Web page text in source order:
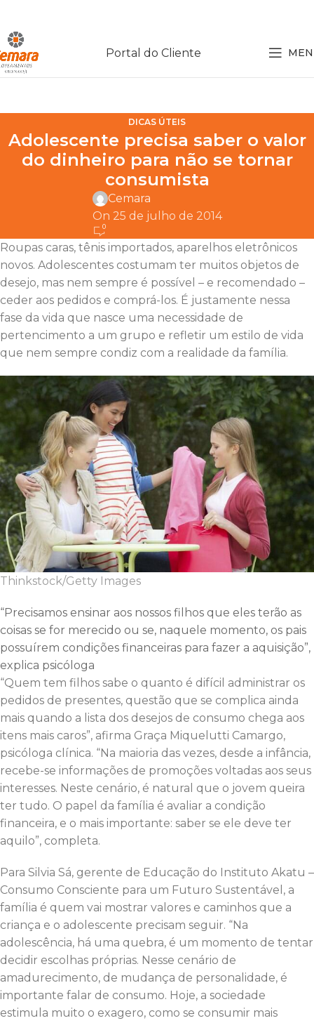
Portal do Cliente
DICAS ÚTEIS
Adolescente precisa saber o valor
do dinheiro para não se tornar
consumista
Cemara
On 25 de julho de 2014
0
Roupas caras, tênis importados, aparelhos eletrônicos
novos. Adolescentes costumam ter muitos objetos de
desejo, mas nem sempre é possível – e recomendado –
ceder aos pedidos e comprá-los. É justamente nessa
fase da vida que nasce uma necessidade de
pertencimento a um grupo e refletir um estilo de vida
que nem sempre condiz com a realidade da família.
Thinkstock/Getty Images
“Precisamos ensinar aos nossos filhos que eles terão as
coisas se for merecido ou se, naquele momento, os pais
possuírem condições financeiras para fazer a aquisição”,
explica psicóloga
“Quem tem filhos sabe o quanto é difícil administrar os
pedidos de presentes, questão que se complica ainda
mais quando a lista dos desejos de consumo chega aos
itens mais caros”, afirma Graça Miquelutti Camargo,
psicóloga clínica. “Na maioria das vezes, desde a infância,
recebe-se informações de promoções voltadas aos seus
interesses. Neste cenário, é natural que o jovem queira
ter tudo. O papel da família é avaliar a condição
financeira, e o mais importante: saber se ele deve ter
aquilo”, completa.
Para Silvia Sá, gerente de Educação do Instituto Akatu –
Consumo Consciente para um Futuro Sustentável, a
família é quem vai mostrar valores e caminhos que a
criança e o adolescente precisam seguir. “Na
adolescência, há uma quebra, é um momento de tentar
decidir escolhas próprias. Nesse cenário de
amadurecimento, de mudança de personalidade, é
importante falar de consumo. Hoje, a sociedade
estimula muito o exagero, como se consumir mais